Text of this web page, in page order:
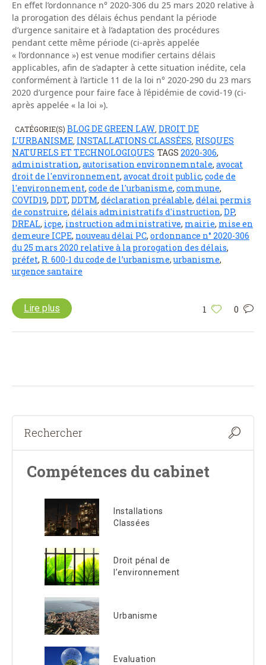
En effet l’ordonnance n° 2020-306 du 25 mars 2020 relative à
la prorogation des délais échus pendant la période
d’urgence sanitaire et à l’adaptation des procédures
pendant cette même période (ci-après appelée
« l’ordonnance ») est venue modifier certains délais
applicables, afin de s’adapter à cette situation inédite, cela
conformément à l’article 11 de la loi n° 2020-290 du 23 mars
2020 d’urgence pour faire face à l’épidémie de covid-19 (ci-
après appelée « la loi »).
CATÉGORIE(S) BLOG DE GREEN LAW DROIT DE
L'URBANISME INSTALLATIONS CLASSÉES RISQUES
NATURELS ET TECHNOLOGIQUES TAGS 2020-306,
administration, autorisation environnemntale, avocat
droit de l'environnement, avocat droit public, code de
l'environnement, code de l'urbanisme, commune,
COVID19, DDT, DDTM, déclaration préalable, délai permis
de construire, délais administratifs d'instruction, DP,
DREAL, icpe, instruction administrative, mairie, mise en
demeure ICPE, nouveau délai PC, ordonnance n° 2020-306
du 25 mars 2020 relative à la prorogation des délais,
préfet, R. 600-1 du code de l’urbanisme,urbanisme,
urgence santaire
1 0
Lire plus
Compétences du cabinet
Installations
Classées
Droit pénal de
l’environnement
Urbanisme
Evaluation